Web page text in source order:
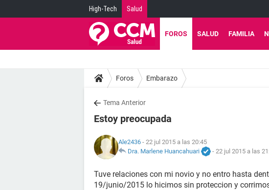
High-Tech Salud
FOROS SALUD FAMILIA
Foros Embarazo
Tema Anterior
Estoy preocupada
Ale2436 - 22 jul 2015 a las 20:45
Dra. Marlene Huancahuari
- 22 jul 2015 a las
Tuve relaciones con mi novio y no entro hasta
19/junio/2015 lo hicimos sin proteccion y